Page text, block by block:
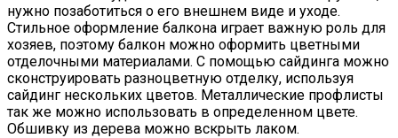
нужно позаботиться о его внешнем виде и уходе.
Стильное оформление балкона играет важную роль для
хозяев, поэтому балкон можно оформить цветными
отделочными материалами. С помощью сайдинга можно
сконструировать разноцветную отделку, используя
сайдинг нескольких цветов. Металлические профлисты
так же можно использовать в определенном цвете.
Обшивку из дерева можно вскрыть лаком.